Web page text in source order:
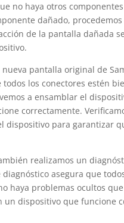
no haya otros
dañado,
de la pantalla dañada
pantalla original de
los conectores estén
a ensamblar el
correctamente.
para garantizar
realizamos un
asegura que
haya problemas ocultos
dispositivo que funcione